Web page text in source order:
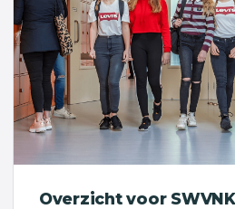
Overzicht voor